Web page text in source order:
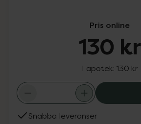
Pris online
130 kr
I apotek: 130 kr
Snabba leveranser